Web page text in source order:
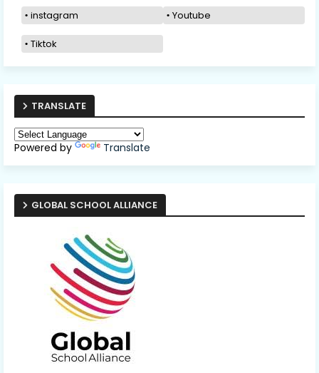
instagram Youtube
Tiktok
TRANSLATE
Powered by Translate
GLOBAL SCHOOL ALLIANCE